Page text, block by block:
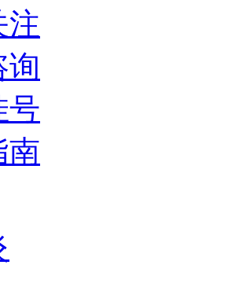
注
询
号
南